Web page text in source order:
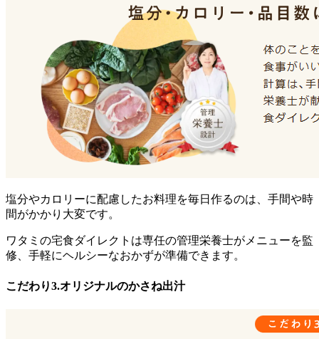
塩分やカロリーに配慮したお料理を毎日作るのは、手間や時
間がかかり大変です。
ワタミの宅食ダイレクトは専任の管理栄養士がメニューを監
修、手軽にヘルシーなおかずが準備できます。
こだわり3.オリジナルのかさね出汁